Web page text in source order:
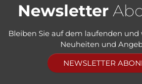
Newsletter
Bleiben Sie auf dem laufenden und
Neuheiten und
NEWSLETTER